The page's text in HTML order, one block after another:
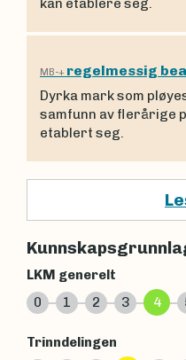
kan etablere seg.
MB-+ regelmessig
Dyrka mark som
samfunn av flerårige
etablert seg.
LKM generelt
0
1 2 3 4
Trinndelingen